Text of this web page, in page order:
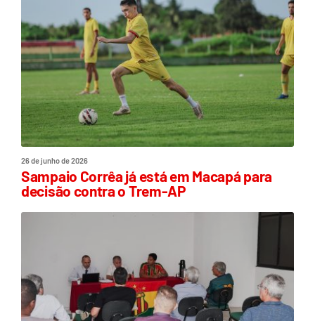
26 de junho de 2026
Sampaio Corrêa já está em Macapá para
decisão contra o Trem-AP